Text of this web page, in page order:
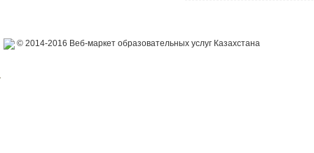
© 2014-2016 Веб-маркет образовательных услуг Казахстана